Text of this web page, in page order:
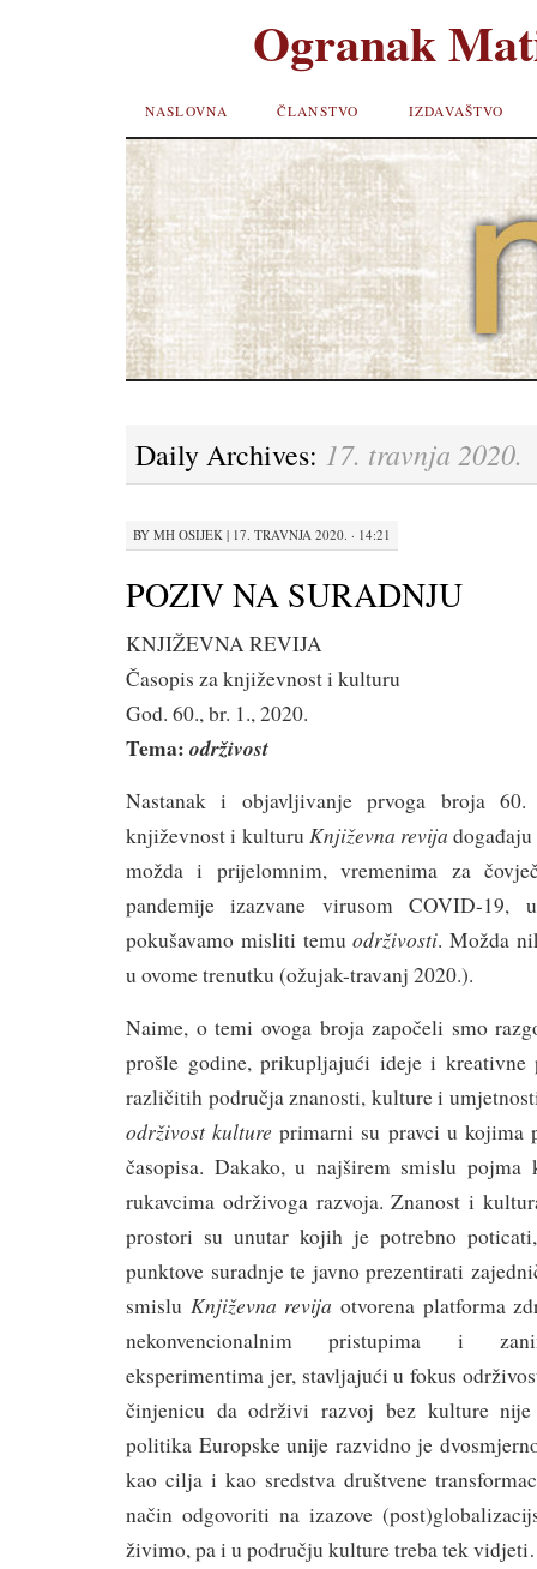
Ogranak
SKIP TO
CONTENT
NASLOVNA ČLANSTVO IZDAVAŠTVO
Daily Archives: 17. travnja 2020.
BY MH OSIJEK | 17. TRAVNJA 2020. · 14:21
POZIV NA SURADNJU
KNJIŽEVNA REVIJA
Časopis za književnost i kulturu
God. 60., br. 1., 2020.
Tema: održivost
Nastanak i objavljivanje prvoga broja 60.
književnost i kulturu Književna revija
možda i prijelomnim, vremenima za
pandemije izazvane virusom COVID-19,
pokušavamo misliti temuodrživosti. Možda
u ovome trenutku (ožujak-travanj 2020.).
Naime, o temi ovoga broja započeli smo
prošle godine, prikupljajući ideje i kreativne
različitih područja znanosti, kulture i
održivost kulture primarni su pravci u kojima
časopisa. Dakako, u najširem smislu
rukavcima održivoga razvoja. Znanost i
prostori su unutar kojih je potrebno
punktove suradnje te javno prezentirati
smislu Književna revija otvorena platforma
nekonvencionalnim pristupima i
eksperimentima jer, stavljajući u fokus
činjenicu da održivi razvoj bez kulture
politika Europske unije razvidno je
kao cilja i kao sredstva društvene
način odgovoriti na izazove
živimo, pa i u području kulture treba tek